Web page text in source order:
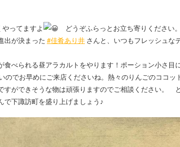
ってますよ
どうぞふらっとお立ち寄りください。
出が決まった #佳肴あり井 さんと、いつもフレッシュな
べられる昼アラカルトをやります！ポーション小さ目
のでお早めにご来店くださいね。熱々のりんごのココッ
すができそうな物は頑張りますのでご相談ください。
で下諏訪町を盛り上げましょう♪